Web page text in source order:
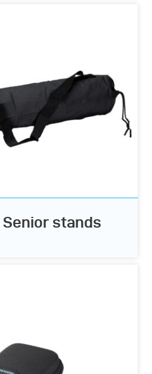
Senior stands